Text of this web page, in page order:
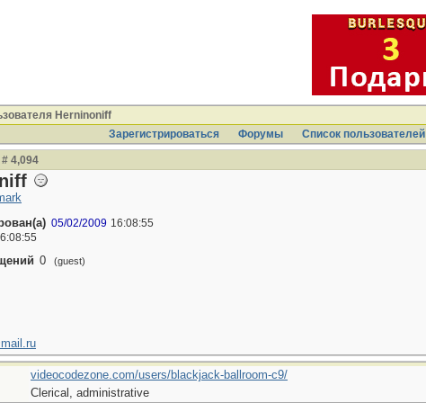
Herninoniff
Зарегистрироваться
Форумы Список пользователей
4,094
05/02/2009 16:08:55
0 (guest)
videocodezone.com/users/blackjack-ballroom-c9/
Clerical, administrative